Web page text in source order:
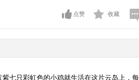
点赞 收藏
七只彩虹色的小鸡就生活在这片云岛上，